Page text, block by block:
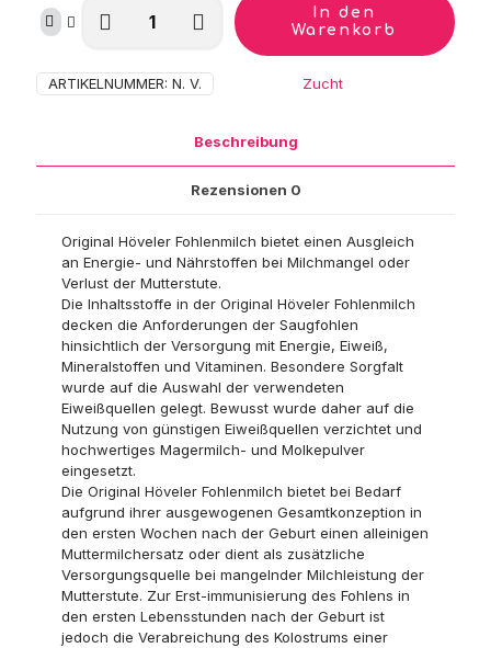
Fohlenmilch
In den
Warenkorb
ARTIKELNUMMER: N. V. Zucht
Beschreibung
Rezensionen 0
Original Höveler Fohlenmilch bietet einen Ausgleich
an Energie- und Nährstoffen bei Milchmangel oder
Verlust der Mutterstute.
Die Inhaltsstoffe in der Original Höveler Fohlenmilch
decken die Anforderungen der Saugfohlen
hinsichtlich der Versorgung mit Energie, Eiweiß,
Mineralstoffen und Vitaminen. Besondere Sorgfalt
wurde auf die Auswahl der verwendeten
Eiweißquellen gelegt. Bewusst wurde daher auf die
Nutzung von günstigen Eiweißquellen verzichtet und
hochwertiges Magermilch- und Molkepulver
eingesetzt.
Die Original Höveler Fohlenmilch bietet bei Bedarf
aufgrund ihrer ausgewogenen Gesamtkonzeption in
den ersten Wochen nach der Geburt einen alleinigen
Muttermilchersatz oder dient als zusätzliche
Versorgungsquelle bei mangelnder Milchleistung der
Mutterstute. Zur Erst-immunisierung des Fohlens in
den ersten Lebensstunden nach der Geburt ist
jedoch die Verabreichung des Kolostrums einer